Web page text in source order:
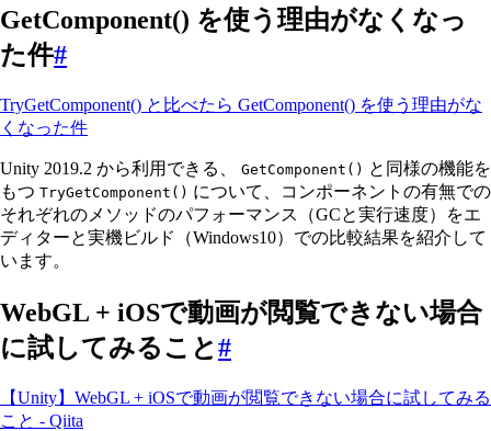
GetComponent() を使う理由がなくなっ
た件#
TryGetComponent() と比べたら GetComponent() を使う理由がな
くなった件
Unity 2019.2 から利用できる、 GetComponent() と同様の機能を
もつ TryGetComponent() について、コンポーネントの有無での
それぞれのメソッドのパフォーマンス（GCと実行速度）をエ
ディターと実機ビルド（Windows10）での比較結果を紹介して
います。
WebGL + iOSで動画が閲覧できない場合
に試してみること#
【Unity】WebGL + iOSで動画が閲覧できない場合に試してみる
こと - Qiita